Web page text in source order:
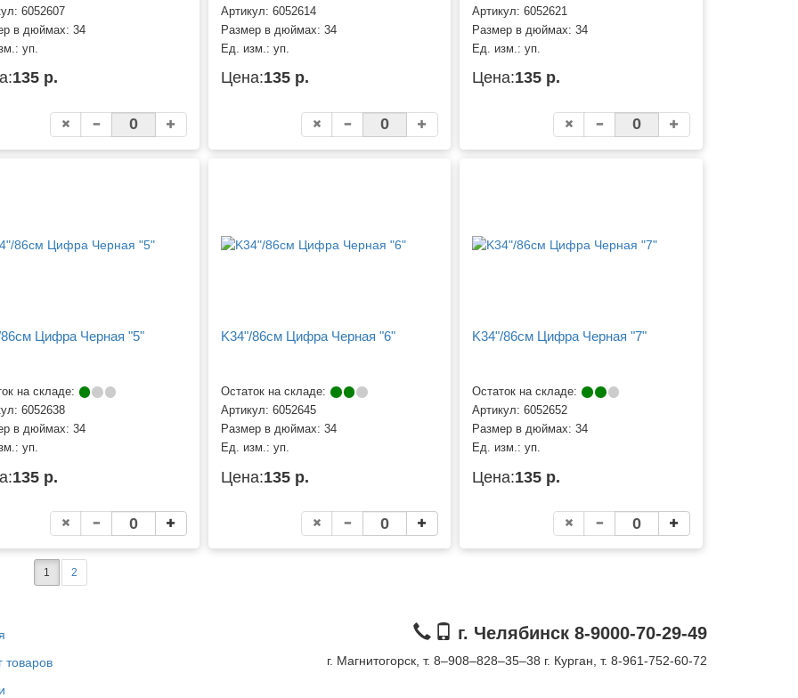
6052607
в дюймах: 34
уп.
135 р.
Артикул: 6052614
Размер в дюймах: 34
Ед. изм.: уп.
Цена:135 р.
Артикул:6052621
Размер в дюймах:34
Ед. изм.:уп.
Цена:135 р.
86см Цифра Черная "5"
на складе:
6052638
в дюймах: 34
уп.
135 р.
K34"/86см Цифра Черная "6"
Остаток на складе:
Артикул: 6052645
Размер в дюймах: 34
Ед. изм.: уп.
Цена:135 р.
K34"/86см Цифра Черная "7"
Остаток на складе:
Артикул:6052652
Размер в дюймах:34
Ед. изм.:уп.
Цена:135 р.
1 2
товаров
г. Челябинск 8-9000-70-29-49
г. Магнитогорск, т. 8–908–828–35–38 г. Курган, т. 8-961-752-60-72